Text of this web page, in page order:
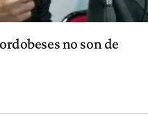
no son de